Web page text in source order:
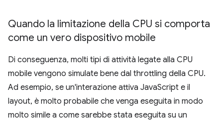
Quando la limitazione della CPU si comporta
come un vero dispositivo mobile
Di conseguenza, molti tipi di attività legate alla CPU
mobile vengono simulate bene dal throttling della CPU.
Ad esempio, se un'interazione attiva JavaScript e il
layout, è molto probabile che venga eseguita in modo
molto simile a come sarebbe stata eseguita su un